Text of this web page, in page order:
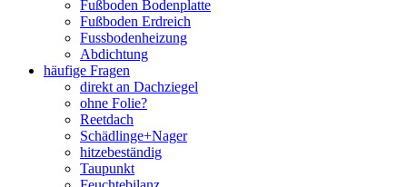
Fußboden Bodenplatte
Fußboden Erdreich
Fussbodenheizung
Abdichtung
häufige Fragen
direkt an Dachziegel
ohne Folie?
Reetdach
Schädlinge+Nager
hitzebeständig
Taupunkt